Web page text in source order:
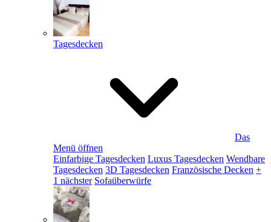
Tagesdecken
Das
Menü öffnen
Einfarbige Tagesdecken Luxus Tagesdecken Wendbare
Tagesdecken 3D Tagesdecken Französische Decken +
1 nächster Sofaüberwürfe